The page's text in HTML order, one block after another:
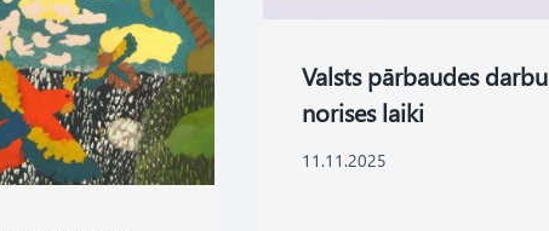
Valsts pārbaudes darbu
norises laiki
11.11.2025